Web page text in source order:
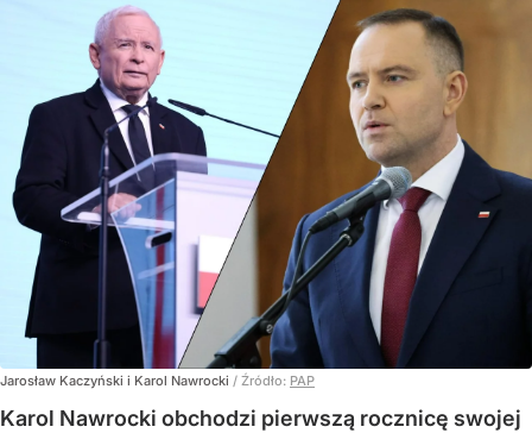
Jarosław Kaczyński i Karol Nawrocki / Źródło: PAP
Karol Nawrocki obchodzi pierwszą rocznicę swojej